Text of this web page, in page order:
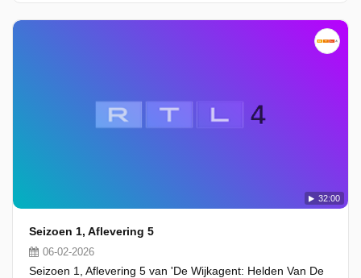
32:00
Seizoen 1, Aflevering 5
06-02-2026
Seizoen 1, Aflevering 5 van 'De Wijkagent: Helden Van De